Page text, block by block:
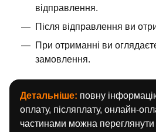
відправлення.
Після відправлення ви
При отриманні ви
замовлення.
Детальніше: повну
оплату, післяплату, онлайн-
частинами можна переглянути